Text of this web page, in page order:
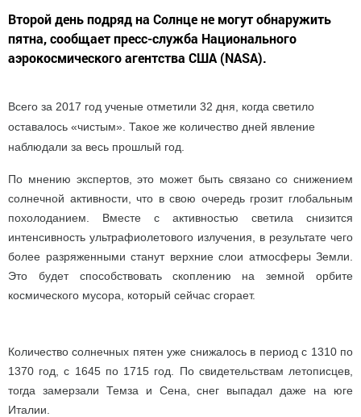
Второй день подряд на Солнце не могут обнаружить
пятна, сообщает пресс-служба Национального
аэрокосмического агентства США (NASA).
Всего за 2017 год ученые отметили 32 дня, когда светило
оставалось «чистым». Такое же количество дней явление
наблюдали за весь прошлый год.
По мнению экспертов, это может быть связано со снижением
солнечной активности, что в свою очередь грозит глобальным
похолоданием. Вместе с активностью светила снизится
интенсивность ультрафиолетового излучения, в результате чего
более разряженными станут верхние слои атмосферы Земли.
Это будет способствовать скоплению на земной орбите
космического мусора, который сейчас сгорает.
Количество солнечных пятен уже снижалось в период с 1310 по
1370 год, с 1645 по 1715 год. По свидетельствам летописцев,
тогда замерзали Темза и Сена, снег выпадал даже на юге
Италии.